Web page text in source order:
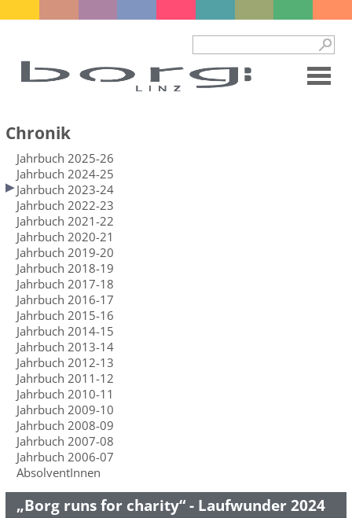
Chronik
Jahrbuch 2025-26
Jahrbuch 2024-25
Jahrbuch 2023-24
Jahrbuch 2022-23
Jahrbuch 2021-22
Jahrbuch 2020-21
Jahrbuch 2019-20
Jahrbuch 2018-19
Jahrbuch 2017-18
Jahrbuch 2016-17
Jahrbuch 2015-16
Jahrbuch 2014-15
Jahrbuch 2013-14
Jahrbuch 2012-13
Jahrbuch 2011-12
Jahrbuch 2010-11
Jahrbuch 2009-10
Jahrbuch 2008-09
Jahrbuch 2007-08
Jahrbuch 2006-07
AbsolventInnen
„Borg runs for charity“ - Laufwunder 2024